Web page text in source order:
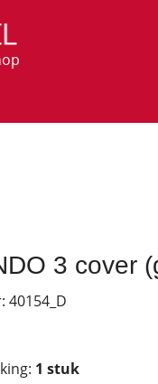
3 cover
40154_D
1 stuk